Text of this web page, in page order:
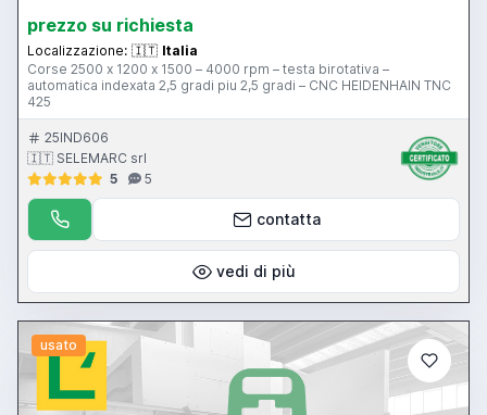
prezzo su richiesta
Localizzazione: 🇮🇹 Italia
Corse 2500 x 1200 x 1500 – 4000 rpm – testa birotativa –
automatica indexata 2,5 gradi piu 2,5 gradi – CNC HEIDENHAIN TNC
425
25IND606
🇮🇹 SELEMARC srl
5
5
contatta
vedi di più
usato